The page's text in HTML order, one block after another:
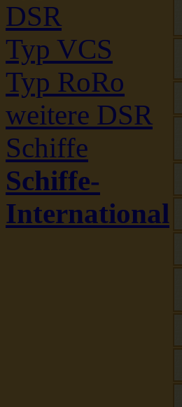
DSR
Typ VCS
Typ RoRo
weitere DSR
Schiffe
Schiffe-
International